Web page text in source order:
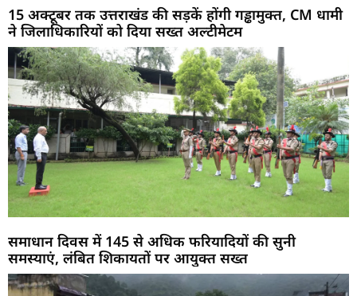
15 अक्टूबर तक उत्तराखंड की सड़कें होंगी गड्ढामुक्त, CM धामी
ने जिलाधिकारियों को दिया सख्त अल्टीमेटम
समाधान दिवस में 145 से अधिक फरियादियों की सुनी
समस्याएं, लंबित शिकायतों पर आयुक्त सख्त